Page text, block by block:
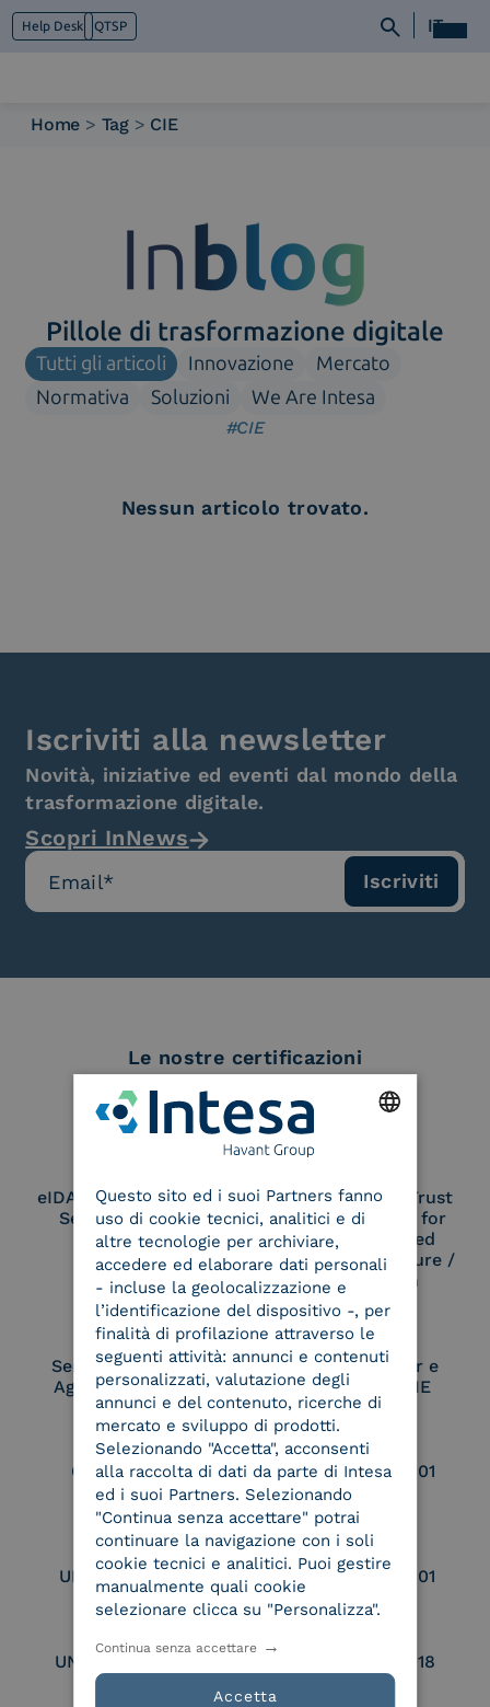
Help Desk QTSP IT
Home > Tag > CIE
Pillole di trasformazione digitale
Tutti gli articoli Innovazione
Mercato
Normativa
Soluzioni We Are Intesa
#CIE
Nessun articolo trovato.
Iscriviti alla newsletter
Novità, iniziative ed eventi dal mondo della
trasformazione digitale.
Scopri InNews
Le nostre certificazioni
eIDAS Qualified Trust
Service Provider
eIDAS Qualified Trust
Service Provider for
Remote Qualified
Electronic Signature /
Seal Creation
Service Provider e
Aggregatore SPID
Service Provider e
Aggregatore CIE
Conservatore
qualificato
UNI EN ISO 37001
UNI EN ISO 9001 UNI EN ISO 27001
UNI EN ISO 27017 UNI EN ISO 27018
ITALIAN
Questo sito ed i suoi Partners fanno
uso di cookie tecnici, analitici e di
altre tecnologie per archiviare,
accedere ed elaborare dati personali
- incluse la geolocalizzazione e
l’identificazione del dispositivo -, per
finalità di profilazione attraverso le
seguenti attività: annunci e contenuti
personalizzati, valutazione degli
annunci e del contenuto, ricerche di
mercato e sviluppo di prodotti.
Selezionando "Accetta", acconsenti
alla raccolta di dati da parte di Intesa
ed i suoi Partners. Selezionando
"Continua senza accettare" potrai
continuare la navigazione con i soli
cookie tecnici e analitici. Puoi gestire
manualmente quali cookie
selezionare clicca su "Personalizza".
Accetta
Continua senza accettare